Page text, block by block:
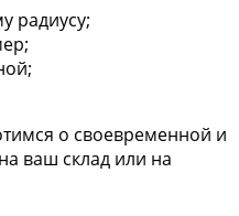
радиусу;
о своевременной и
ваш склад или на